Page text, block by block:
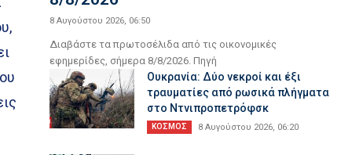
8 Αυγούστου 2026, 06:50
Διαβάστε τα πρωτοσέλιδα από τις οικονομικές
εφημερίδες, σήμερα 8/8/2026. Πηγή
Ουκρανία: Δύο νεκροί και έξι
τραυματίες από ρωσικά πλήγματα
στο Ντνιπροπετρόφσκ
ΚΟΣΜΟΣ 8 Αυγούστου 2026, 06:20